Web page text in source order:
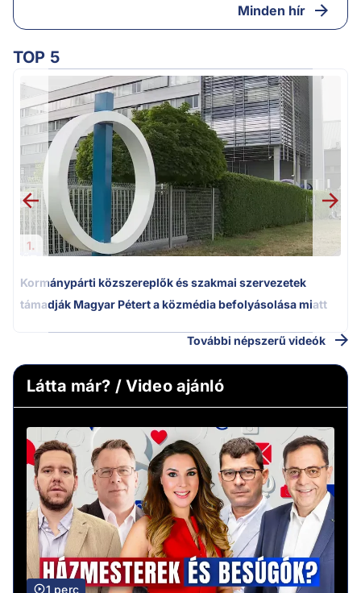
Minden hír
TOP 5
1.
Kormánypárti közszereplők és szakmai szervezetek
támadják Magyar Pétert a közmédia befolyásolása miatt
További népszerű videók
Látta már? / Video ajánló
1 perc